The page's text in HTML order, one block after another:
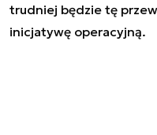
trudniej będzie tę
inicjatywę operacyjną.